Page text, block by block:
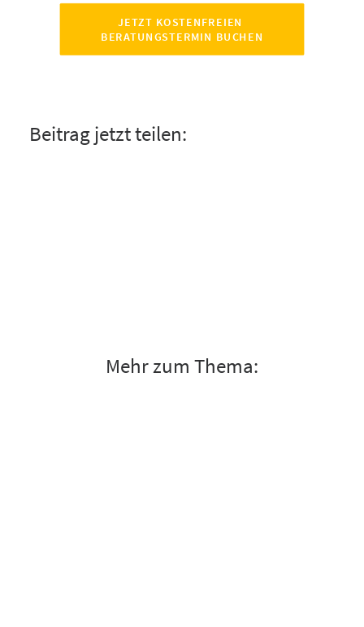
JETZT KOSTENFREIEN
BERATUNGSTERMIN BUCHEN
Beitrag jetzt teilen:
Mehr zum Thema: